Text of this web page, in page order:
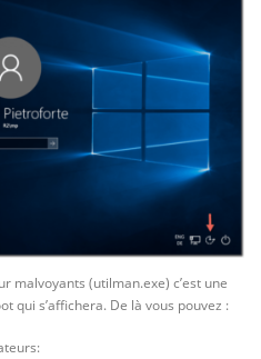
malvoyants (utilman.exe) c’est une
qui s’affichera. De là vous pouvez :